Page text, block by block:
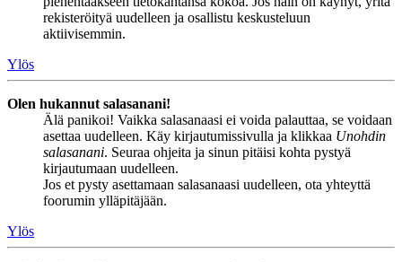
rekisteröityä uudelleen ja osallistu keskusteluun
aktiivisemmin.
Ylös
Olen hukannut salasanani!
Älä panikoi! Vaikka salasanaasi ei voida palauttaa, se voidaan
asettaa uudelleen. Käy kirjautumissivulla ja klikkaa Unohdin
salasanani. Seuraa ohjeita ja sinun pitäisi kohta pystyä
kirjautumaan uudelleen.
Jos et pysty asettamaan salasanaasi uudelleen, ota yhteyttä
foorumin ylläpitäjään.
Ylös